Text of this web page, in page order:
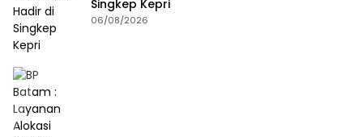
Singkep Kepri
06/08/2026